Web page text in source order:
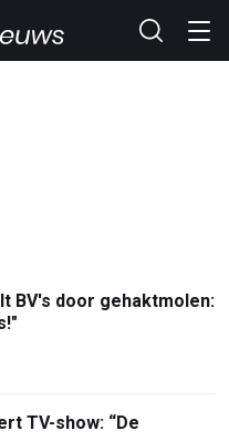
BV's door gehaktmolen:
TV-show: “De